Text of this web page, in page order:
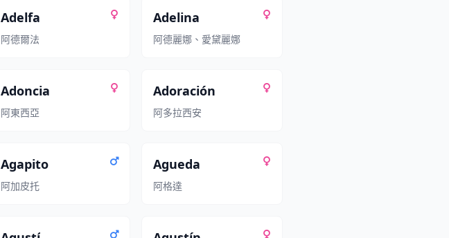
Adelfa
阿德爾法
Adelina
阿德麗娜、愛黛麗娜
Adoncia
阿東西亞
Adoración
阿多拉西安
Agapito
阿加皮托
Agueda
阿格達